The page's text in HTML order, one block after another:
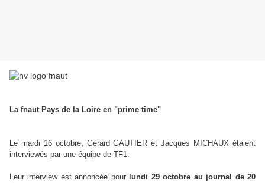
La fnaut Pays de la Loire en "prime time"
Le mardi 16 octobre, Gérard GAUTIER et Jacques MICHAUX étaient
interviewés par une équipe de TF1.
Leur interview est annoncée pour lundi 29 octobre au journal de 20